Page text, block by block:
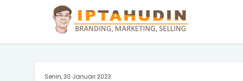
BARAND ANDA
Deskripsi Singkat Saja
Senin, 30 Januari 2023